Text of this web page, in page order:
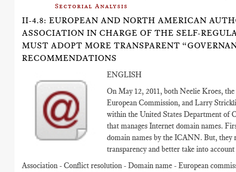
Sectorial Analysis
II-4.8: EUROPEAN AND NORTH AMERICAN
ASSOCIATION IN CHARGE OF THE SELF-
MUST ADOPT MORE TRANSPARENT
RECOMMENDATIONS
ENGLISH
On May 12, 2011, both Neelie Kroes,
European Commission, and Larry
within the United States Department of
that manages Internet domain names.
domain names by the ICANN. But, they
transparency and better take into
Association - Conflict resolution - Domain name - European